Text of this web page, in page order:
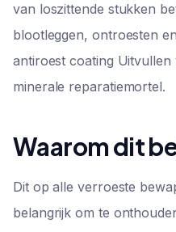
van loszittende stukken
blootleggen, ontroesten
antiroest coating Uitvullen
minerale reparatiemortel.
Waarom dit
Dit op alle verroeste
belangrijk om te